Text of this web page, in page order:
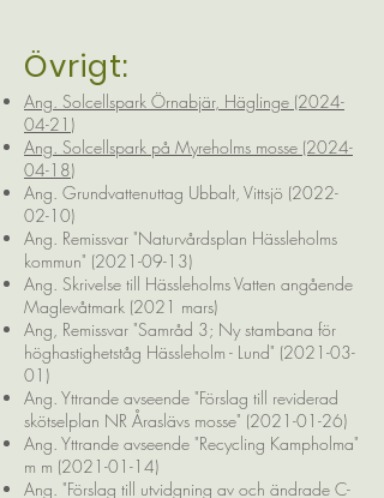
Övrigt:
Ang. Solcellspark Örnabjär, Häglinge (2024-
04-21)
Ang. Solcellspark på Myreholms mosse (2024-
04-18)
Ang. Grundvattenuttag Ubbalt, Vittsjö (2022-
02-10)
Ang. Remissvar "Naturvårdsplan Hässleholms
kommun" (2021-09-13)
Ang. Skrivelse till Hässleholms Vatten angående
Maglevåtmark (2021 mars)
Ang, Remissvar "Samråd 3; Ny stambana för
höghastighetståg Hässleholm - Lund" (2021-03-
01)
Ang. Yttrande avseende "Förslag till reviderad
skötselplan NR Åraslävs mosse" (2021-01-26)
Ang. Yttrande avseende "Recycling Kampholma"
m m (2021-01-14)
Ang. "Förslag till utvidgning av och ändrade C-